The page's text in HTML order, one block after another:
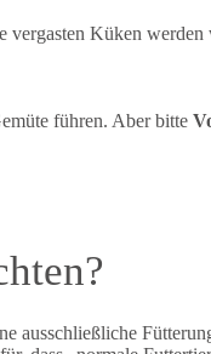
Küken werden
führen. Aber bitte
ausschließliche